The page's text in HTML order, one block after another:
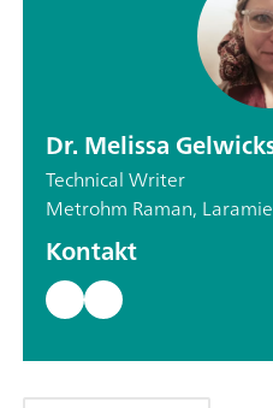
Dr. Melissa
Technical Writer
Metrohm Raman,
Kontakt